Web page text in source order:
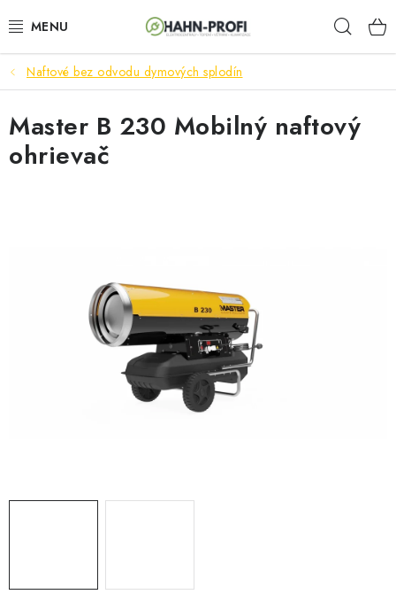
na
ELEKTROCENTRÁLY
ZAHRADNÍ TECHNIKA
STAVEBNÁ TECHNIKA
OHRIEVAČE
Naftové bez odvodu dymových splodín
Master B 230 Mobilný naftový
ohrievač